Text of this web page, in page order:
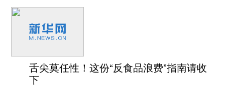
舌尖莫任性！这份“反食品浪费”指南请收
下